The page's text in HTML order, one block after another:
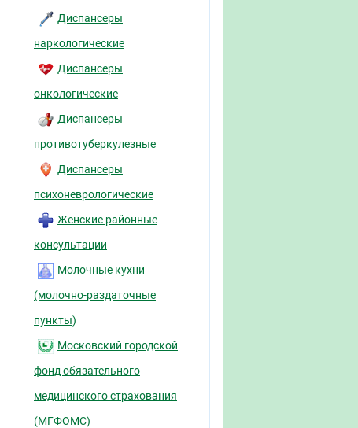
Диспансеры
наркологические
Диспансеры
онкологические
Диспансеры
противотуберкулезные
Диспансеры
психоневрологические
Женские районные
консультации
Молочные кухни
(молочно-раздаточные
пункты)
Московский городской
фонд обязательного
медицинского страхования
(МГФОМС)